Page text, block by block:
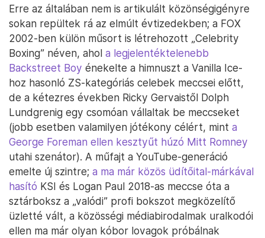
Erre az általában nem is artikulált közönségigényre
sokan repültek rá az elmúlt évtizedekben; a FOX
2002-ben külön műsort is létrehozott „Celebrity
Boxing” néven, ahol a legjelentéktelenebb
Backstreet Boy énekelte a himnuszt a Vanilla Ice-
hoz hasonló ZS-kategóriás celebek meccsei előtt,
de a kétezres években Ricky Gervaistől Dolph
Lundgrenig egy csomóan vállaltak be meccseket
(jobb esetben valamilyen jótékony célért, mint a
George Foreman ellen kesztyűt húzó Mitt Romney
utahi szenátor). A műfajt a YouTube-generáció
emelte új szintre; a ma már közös üdítőital-márkával
hasító KSI és Logan Paul 2018-as meccse óta a
sztárboksz a „valódi” profi bokszot megközelítő
üzletté vált, a közösségi médiabirodalmak uralkodói
ellen ma már olyan kóbor lovagok próbálnak